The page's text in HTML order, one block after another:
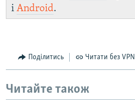
і Android.
Поділитись Читати без VPN
Читайте також